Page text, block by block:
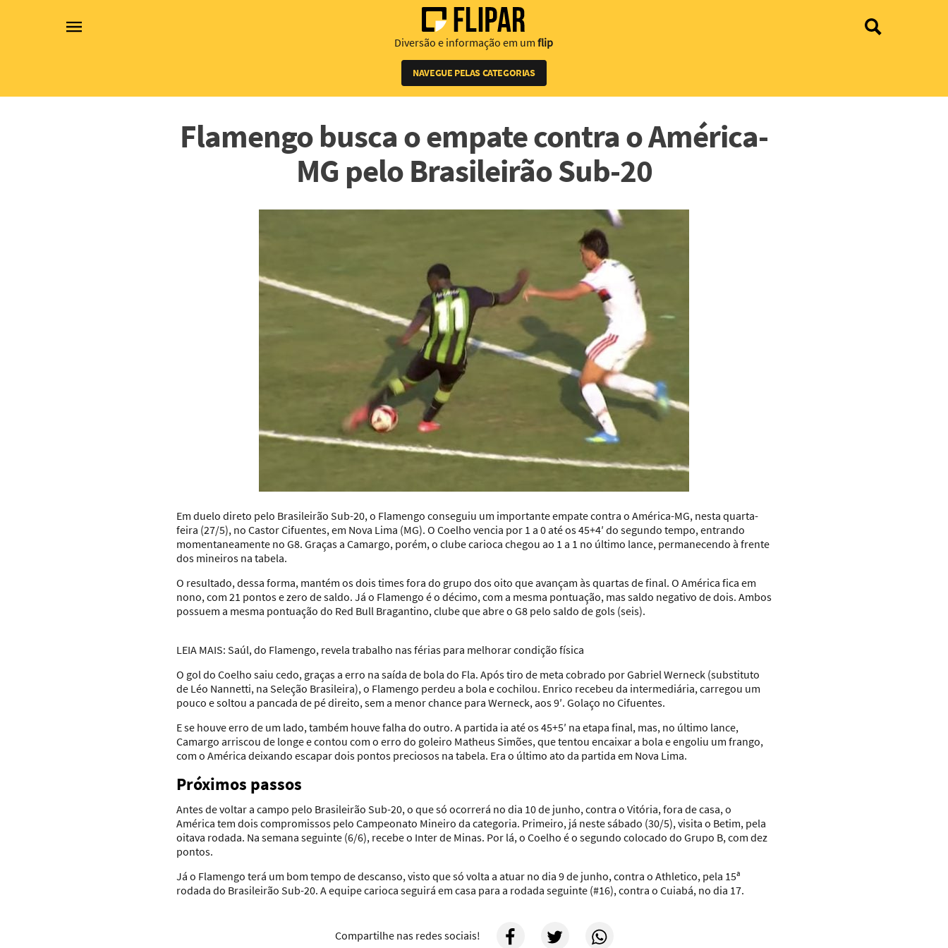
Diversão e informação em um flip
NAVEGUE PELAS CATEGORIAS
Flamengo busca o empate contra o América-
MG pelo Brasileirão Sub-20
Em duelo direto pelo Brasileirão Sub-20, o Flamengo conseguiu um importante empate contra o América-MG, nesta quarta-
feira (27/5), no Castor Cifuentes, em Nova Lima (MG). O Coelho vencia por 1 a 0 até os 45+4′ do segundo tempo, entrando
momentaneamente no G8. Graças a Camargo, porém, o clube carioca chegou ao 1 a 1 no último lance, permanecendo à frente
dos mineiros na tabela.
O resultado, dessa forma, mantém os dois times fora do grupo dos oito que avançam às quartas de final. O América fica em
nono, com 21 pontos e zero de saldo. Já o Flamengo é o décimo, com a mesma pontuação, mas saldo negativo de dois. Ambos
possuem a mesma pontuação do Red Bull Bragantino, clube que abre o G8 pelo saldo de gols (seis).
LEIA MAIS: Saúl, do Flamengo, revela trabalho nas férias para melhorar condição física
O gol do Coelho saiu cedo, graças a erro na saída de bola do Fla. Após tiro de meta cobrado por Gabriel Werneck (substituto
de Léo Nannetti, na Seleção Brasileira), o Flamengo perdeu a bola e cochilou. Enrico recebeu da intermediária, carregou um
pouco e soltou a pancada de pé direito, sem a menor chance para Werneck, aos 9′. Golaço no Cifuentes.
E se houve erro de um lado, também houve falha do outro. A partida ia até os 45+5′ na etapa final, mas, no último lance,
Camargo arriscou de longe e contou com o erro do goleiro Matheus Simões, que tentou encaixar a bola e engoliu um frango,
com o América deixando escapar dois pontos preciosos na tabela. Era o último ato da partida em Nova Lima.
Próximos passos
Antes de voltar a campo pelo Brasileirão Sub-20, o que só ocorrerá no dia 10 de junho, contra o Vitória, fora de casa, o
América tem dois compromissos pelo Campeonato Mineiro da categoria. Primeiro, já neste sábado (30/5), visita o Betim, pela
oitava rodada. Na semana seguinte (6/6), recebe o Inter de Minas. Por lá, o Coelho é o segundo colocado do Grupo B, com dez
pontos.
Já o Flamengo terá um bom tempo de descanso, visto que só volta a atuar no dia 9 de junho, contra o Athletico, pela 15ª
rodada do Brasileirão Sub-20. A equipe carioca seguirá em casa para a rodada seguinte (#16), contra o Cuiabá, no dia 17.
Compartilhe nas redes sociais!